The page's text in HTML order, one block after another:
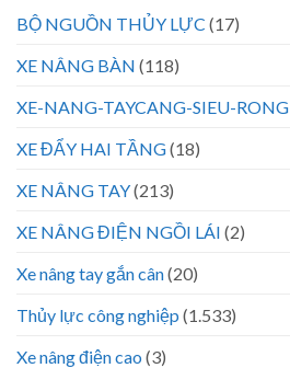
BỘ NGUỒN THỦY LỰC (17)
XE NÂNG BÀN (118)
XE-NANG-TAYCANG-SIEU-RONG
XE ĐẨY HAI TẦNG(18)
XE NÂNG TAY(213)
XE NÂNG ĐIỆN NGỒI LÁI (2)
Xe nâng tay gắn cân(20)
Thủy lực công nghiệp (1.533)
Xe nâng điện cao (3)